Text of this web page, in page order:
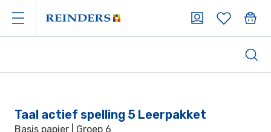
Taal actief spelling 5 Leerpakket
Basis papier | Groep 6